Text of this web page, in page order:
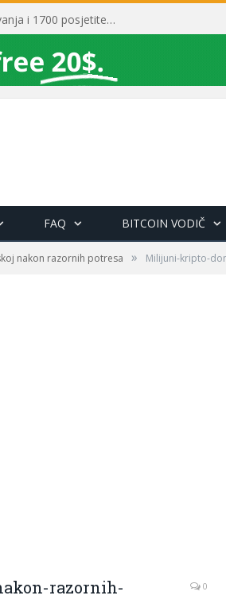
Toni Milun postao “milijarder”! Vrhunska predavanja i 1700 posjetitelja obilježili su mjesec financijske pismenosti
FAQ BITCOIN VODIČ
nakon razornih potresa » Milijuni-kripto-
razornih-
0